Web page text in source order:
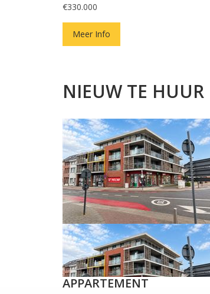
€330.000
Meer Info
NIEUW TE HUUR
APPARTEMENT